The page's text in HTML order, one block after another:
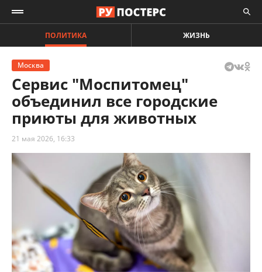
ПОЛИТИКА ЖИЗНЬ
Москва
Сервис "Моспитомец"
объединил все городские
приюты для животных
21 мая 2026, 16:33